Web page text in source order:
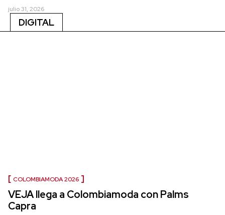
julio 31, 2026
DIGITAL
COLOMBIAMODA 2026
VEJA llega a Colombiamoda con Palms
Capra